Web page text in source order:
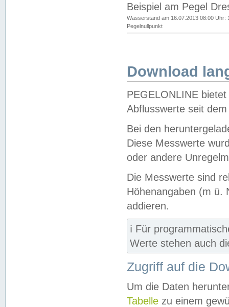
Beispiel am Pegel
Wasserstand am 16.07.2013 08:00 Uhr:
Pegelnullpunkt
Download
PEGELONLINE
Abflusswerte seit
Bei den
Diese Messwerte
oder andere
Die Messwerte sind
Höhenangaben (m ü.
addieren.
ℹ️ Für
Werte stehen auch
Zugriff auf die
Um die Daten
Tabelle zu einem